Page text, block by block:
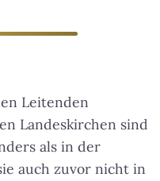
Leitenden
Landeskirchen sind
als in der
auch zuvor nicht in